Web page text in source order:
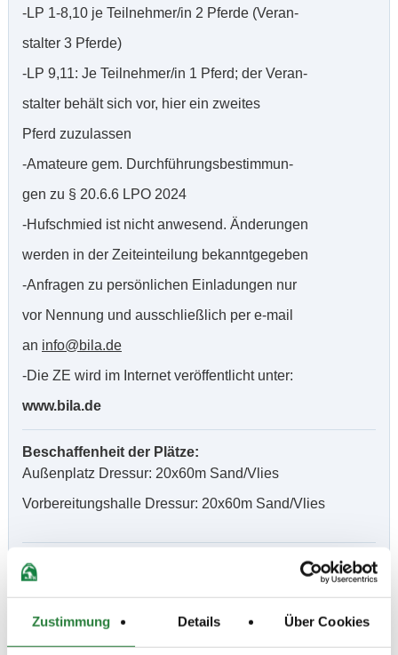
Zustimmung Details Über Cookies
-LP 1-8,10 je Teilnehmer/in 2 Pferde (Veran-
stalter 3 Pferde)
-LP 9,11: Je Teilnehmer/in 1 Pferd; der Veran-
stalter behält sich vor, hier ein zweites
Pferd zuzulassen
-Amateure gem. Durchführungsbestimmun-
gen zu § 20.6.6 LPO 2024
-Hufschmied ist nicht anwesend. Änderungen
werden in der Zeiteinteilung bekanntgegeben
-Anfragen zu persönlichen Einladungen nur
vor Nennung und ausschließlich per e-mail
an info@bila.de
-Die ZE wird im Internet veröffentlicht unter:
www.bila.de
Beschaffenheit der Plätze:
Außenplatz Dressur: 20x60m Sand/Vlies
Vorbereitungshalle Dressur: 20x60m Sand/Vlies
Vorläufige Zeitenteilung:
Fr. vorm.: 2,3; nachm.: 8,10
Sa. vorm.: 4,5; nachm.: 1,6; abend: 9,11
So. vorm.: 7,12; nachm.: 13,14